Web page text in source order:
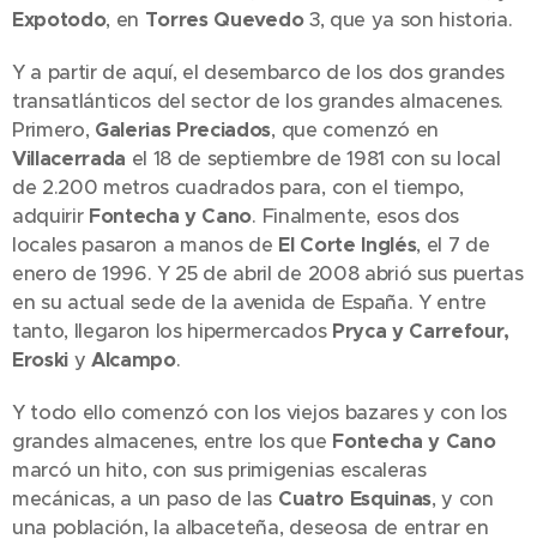
Expotodo, en Torres Quevedo3, que ya son historia.
Y a partir de aquí, el desembarco de los dos grandes
transatlánticos del sector de los grandes almacenes.
Primero, Galerias Preciados, que comenzó en
Villacerrada el 18 de septiembre de 1981 con su local
de 2.200 metros cuadrados para, con el tiempo,
adquirir Fontecha y Cano. Finalmente, esos dos
locales pasaron a manos de El Corte Inglés, el 7 de
enero de 1996. Y 25 de abril de 2008 abrió sus puertas
en su actual sede de la avenida de España. Y entre
tanto, llegaron los hipermercados Pryca y Carrefour,
Eroski y Alcampo.
Y todo ello comenzó con los viejos bazares y con los
grandes almacenes, entre los que Fontecha y Cano
marcó un hito, con sus primigenias escaleras
mecánicas, a un paso de las Cuatro Esquinas, y con
una población, la albaceteña, deseosa de entrar en